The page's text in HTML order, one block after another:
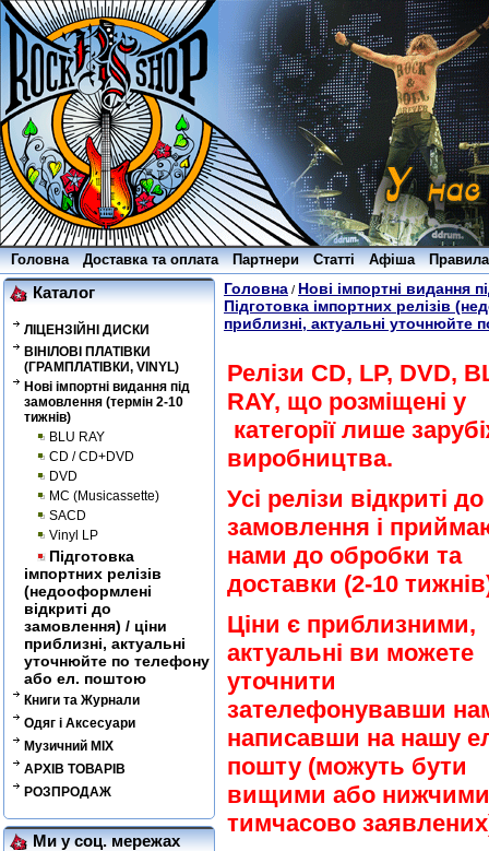
Головна Доставка та оплата Партнери Статті Афіша
Каталог
ЛІЦЕНЗІЙНІ ДИСКИ
ВІНІЛОВІ ПЛАТІВКИ
(ГРАМПЛАТІВКИ, VINYL)
Нові імпортні видання під
замовлення (термін 2-10
тижнів)
BLU RAY
CD / CD+DVD
DVD
MC (Musicassette)
SACD
Vinyl LP
Підготовка
імпортних релізів
(недооформлені
відкриті до
замовлення) / ціни
приблизні, актуальні
уточнюйте по телефону
або ел. поштою
Книги та Журнали
Одяг і Аксесуари
Музичний MIX
АРХІВ ТОВАРІВ
РОЗПРОДАЖ
Ми у соц. мережах
Головна / Нові імпортні видання
Підготовка імпортних релізів
приблизні, актуальні
Релізи CD, LP, DVD,
RAY, що розміщені у
категорії лише
виробництва.
Усі релізи відкриті до
замовлення і
нами до обробки та
доставки (2-10
Ціни є приблизними,
актуальні ви можете
уточнити
зателефонувавши
написавши на нашу
пошту (можуть бути
вищими або нижчими
тимчасово